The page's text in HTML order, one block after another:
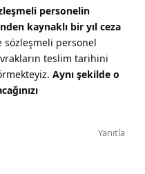
personelin
kaynaklı bir yıl ceza
sözleşmeli personel
teslim tarihini
Aynı şekilde o
Yanıtla